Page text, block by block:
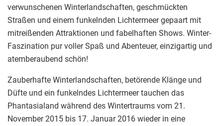
verwunschenen Winterlandschaften, geschmückten
Straßen und einem funkelnden Lichtermeer gepaart mit
mitreißenden Attraktionen und fabelhaften Shows. Winter-
Faszination pur voller Spaß und Abenteuer, einzigartig und
atemberaubend schön!
Zauberhafte Winterlandschaften, betörende Klänge und
Düfte und ein funkelndes Lichtermeer tauchen das
Phantasialand während des Wintertraums vom 21.
November 2015 bis 17. Januar 2016 wieder in eine